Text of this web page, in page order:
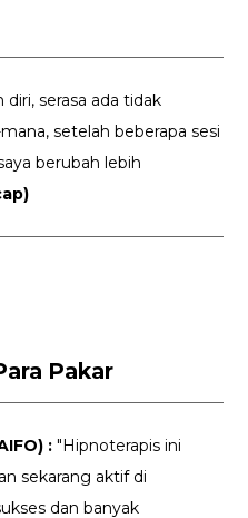
serasa ada tidak
setelah beberapa sesi
berubah lebih
Pakar
:"Hipnoterapis ini
sekarang aktif di
dan banyak